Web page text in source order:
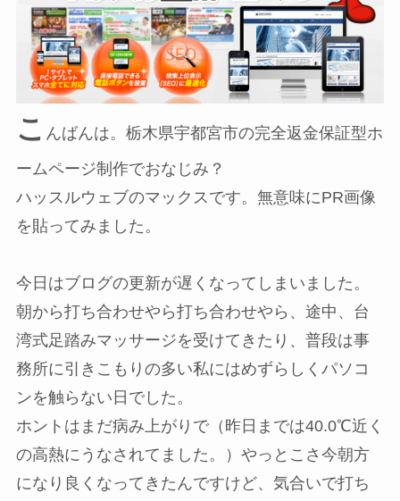
こ んばんは。栃木県宇都宮市の完全返金保証型ホ
ームページ制作でおなじみ？
ハッスルウェブのマックスです。無意味にPR画像
を貼ってみました。
今日はブログの更新が遅くなってしまいました。
朝から打ち合わせやら打ち合わせやら、途中、台
湾式足踏みマッサージを受けてきたり、普段は事
務所に引きこもりの多い私にはめずらしくパソコ
ンを触らない日でした。
ホントはまだ病み上がりで（昨日までは40.0℃近く
の高熱にうなされてました。）やっとこさ今朝方
になり良くなってきたんですけど、気合いで打ち